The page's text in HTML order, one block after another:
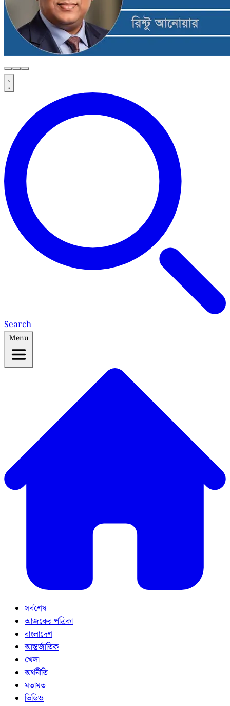
Search
Menu
সর্বশেষ
আজকের পত্রিকা
বাংলাদেশ
আন্তর্জাতিক
খেলা
অর্থনীতি
মতামত
ভিডিও